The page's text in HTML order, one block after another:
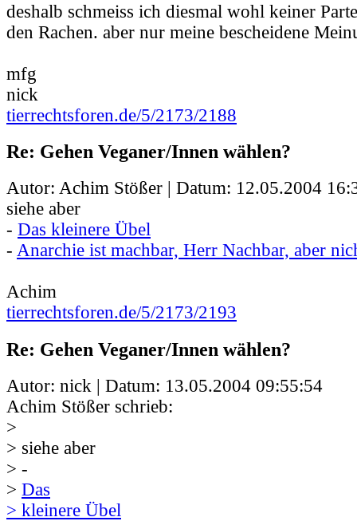
deshalb schmeiss ich diesmal wohl keiner
den Rachen. aber nur meine bescheidene
mfg
nick
tierrechtsforen.de/5/2173/2188
Re: Gehen Veganer/Innen wählen?
Autor: Achim Stößer | Datum: 12.05.2004
siehe aber
- Das kleinere Übel
- Anarchie ist machbar, Herr Nachbar, aber
Achim
tierrechtsforen.de/5/2173/2193
Re: Gehen Veganer/Innen wählen?
Autor: nick | Datum: 13.05.2004 09:55:54
Achim Stößer schrieb:
>
> siehe aber
> -
> Das
> kleinere Übel